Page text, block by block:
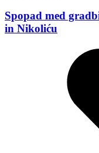
Spopad med
in Nikoliću